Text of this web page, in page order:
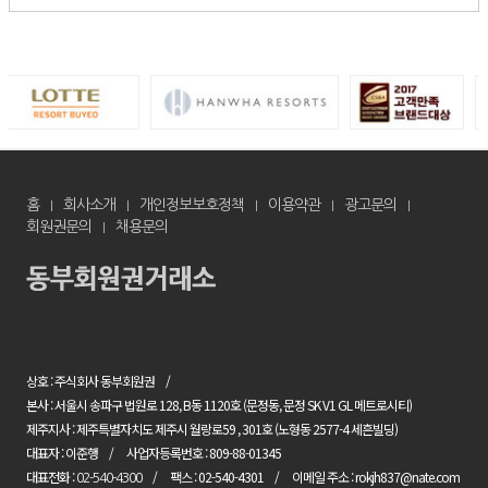
홈 회사소개 개인정보보호정책 이용약관
광고문의
회원권문의
채용문의
상호 : 주식회사 동부회원권
본사 : 서울시 송파구 법원로 128, B동 1120호 (문정동, 문정 SK V1 GL 메트로시티)
제주지사 : 제주특별자치도 제주시 월랑로59 , 301호 (노형동 2577-4 세흔빌딩)
대표자 : 이준행
사업자등록번호 : 809-88-01345
대표전화 :02-540-4300 팩스 : 02-540-4301 이메일 주소 : rokjh837@nate.com